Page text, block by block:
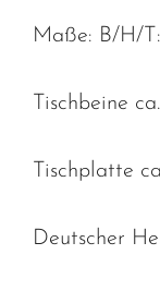
Maße: B/H/
Tischbeine
Tischplatte
Deutscher